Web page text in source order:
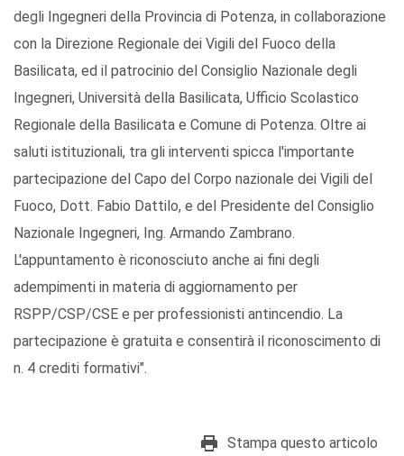
degli Ingegneri della Provincia di Potenza, in collaborazione
con la Direzione Regionale dei Vigili del Fuoco della
Basilicata, ed il patrocinio del Consiglio Nazionale degli
Ingegneri, Università della Basilicata, Ufficio Scolastico
Regionale della Basilicata e Comune di Potenza. Oltre ai
saluti istituzionali, tra gli interventi spicca l'importante
partecipazione del Capo del Corpo nazionale dei Vigili del
Fuoco, Dott. Fabio Dattilo, e del Presidente del Consiglio
Nazionale Ingegneri, Ing. Armando Zambrano.
L'appuntamento è riconosciuto anche ai fini degli
adempimenti in materia di aggiornamento per
RSPP/CSP/CSE e per professionisti antincendio. La
partecipazione è gratuita e consentirà il riconoscimento di
n. 4 crediti formativi".
Stampa questo articolo